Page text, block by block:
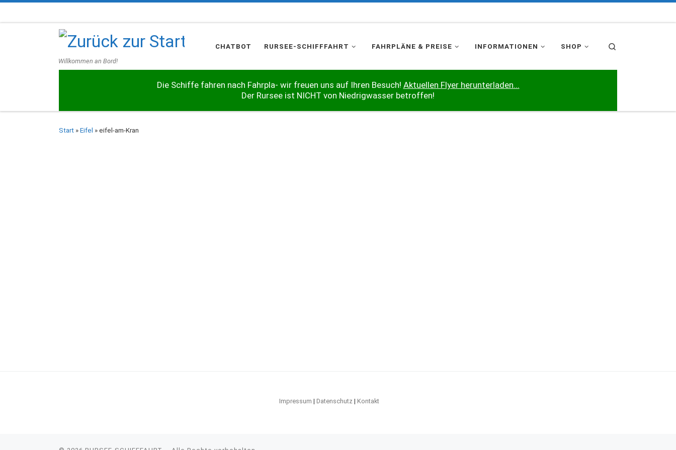
Willkommen an Bord!
CHATBOT RURSEE-SCHIFFFAHRT FAHRPLÄNE & PREISE INFORMATIONEN SHOP
Die Schiffe fahren nach Fahrpla- wir freuen uns auf Ihren Besuch! Aktuellen Flyer herunterladen...
Der Rursee ist NICHT von Niedrigwasser betroffen!
Start » Eifel » eifel-am-Kran
Impressum | Datenschutz | Kontakt